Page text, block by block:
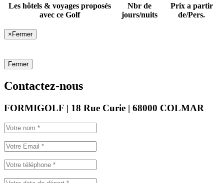
Les hôtels & voyages proposés
avec ce Golf
Nbr de
jours/nuits
Prix a partir
de/Pers.
×Fermer
Fermer
Contactez-nous
FORMIGOLF | 18 Rue Curie | 68000 COLMAR